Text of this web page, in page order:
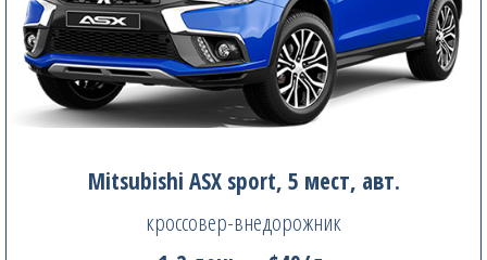
Mitsubishi ASX sport, 5 мест, авт.
кроссовер-внедорожник